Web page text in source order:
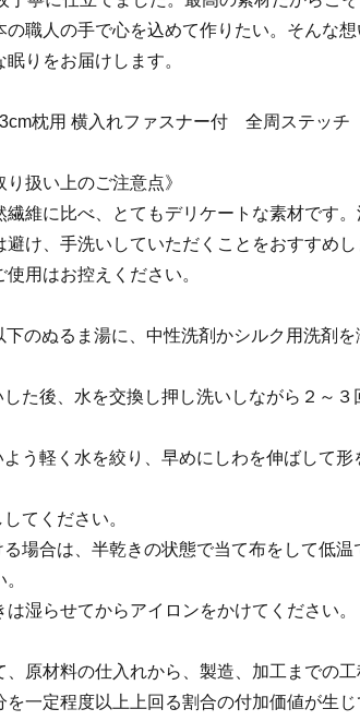
の職人の手で心を込めて作りたい。そんな
りをお届けします。
枕用 横入れファスナー付 全周ステッチ
り扱い上のご注意点》
繊維に比べ、とてもデリケートな素材です
避け、手洗いしていただくことをおすすめ
用はお控えください。
下のぬるま湯に、中性洗剤かシルク用洗剤を
た後、水を交換し押し洗いしながら２～３
う軽く水を絞り、早めにしわを伸ばして形
てください。
場合は、半乾きの状態で当て布をして低温
湿らせてからアイロンをかけてください。
、原材料の仕入れから、製造、加工までの工
を一定程度以上上回る割合の付加価値が生じ